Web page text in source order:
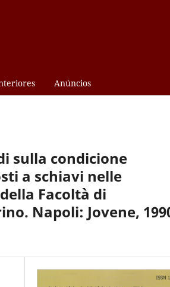
Anúncios
sulla condicione
a schiavi nelle
Facoltà di
Napoli: Jovene,